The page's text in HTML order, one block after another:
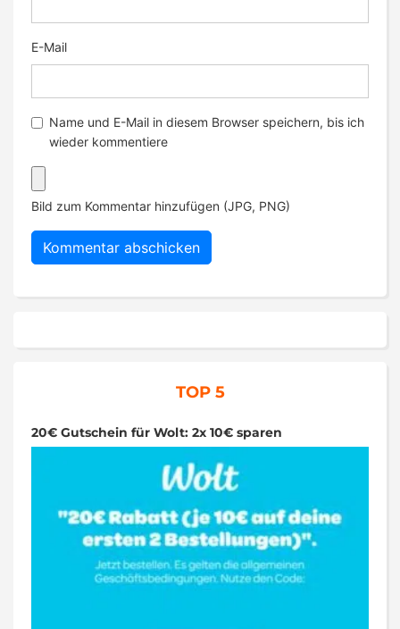
E-Mail
Name und E-Mail in diesem Browser speichern, bis ich
wieder kommentiere
Bild zum Kommentar hinzufügen (JPG, PNG)
TOP 5
20€ Gutschein für Wolt: 2x 10€ sparen